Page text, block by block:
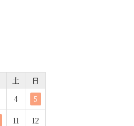
土
日
4 5
11 12